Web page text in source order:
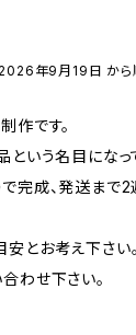
2026年9月19日 から
作です。
という名目になっ
完成、発送まで
とお考え下さい。
わせ下さい。